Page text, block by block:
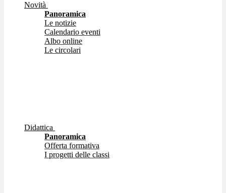
Novità
Panoramica
Le notizie
Calendario eventi
Albo online
Le circolari
Didattica
Panoramica
Offerta formativa
I progetti delle classi